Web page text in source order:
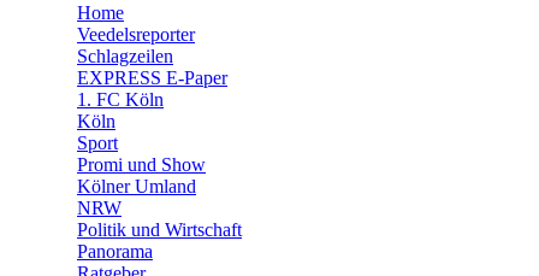
🛒 Shoppingwelt
Home
Veedelsreporter
Schlagzeilen
EXPRESS E-Paper
1. FC Köln
Köln
Sport
Promi und Show
Kölner Umland
NRW
Politik und Wirtschaft
Panorama